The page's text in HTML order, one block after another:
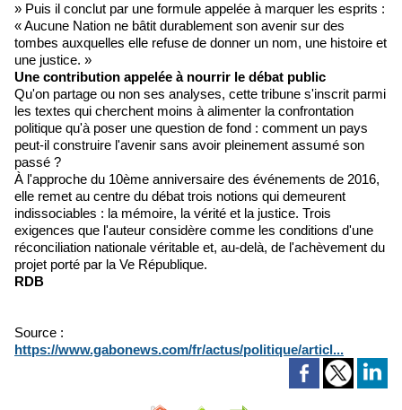
» Puis il conclut par une formule appelée à marquer les esprits :
« Aucune Nation ne bâtit durablement son avenir sur des
tombes auxquelles elle refuse de donner un nom, une histoire et
une justice. »
Une contribution appelée à nourrir le débat public
Qu'on partage ou non ses analyses, cette tribune s'inscrit parmi
les textes qui cherchent moins à alimenter la confrontation
politique qu'à poser une question de fond : comment un pays
peut-il construire l'avenir sans avoir pleinement assumé son
passé ?
À l'approche du 10ème anniversaire des événements de 2016,
elle remet au centre du débat trois notions qui demeurent
indissociables : la mémoire, la vérité et la justice. Trois
exigences que l'auteur considère comme les conditions d'une
réconciliation nationale véritable et, au-delà, de l'achèvement du
projet porté par la Ve République.
RDB
Source :
https://www.gabonews.com/fr/actus/politique/articl...